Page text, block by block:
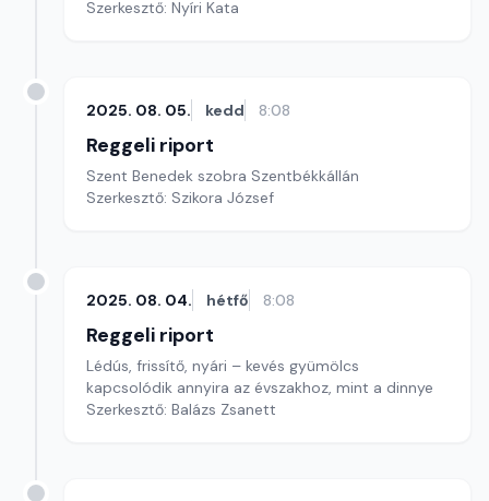
Szerkesztő: Nyíri Kata
2025. 08. 05. kedd 8:08
Reggeli riport
Szent Benedek szobra Szentbékkállán
Szerkesztő: Szikora József
2025. 08. 04. hétfő 8:08
Reggeli riport
Lédús, frissítő, nyári – kevés gyümölcs
kapcsolódik annyira az évszakhoz, mint a dinnye
Szerkesztő: Balázs Zsanett